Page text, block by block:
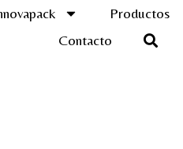
Productos
Contacto